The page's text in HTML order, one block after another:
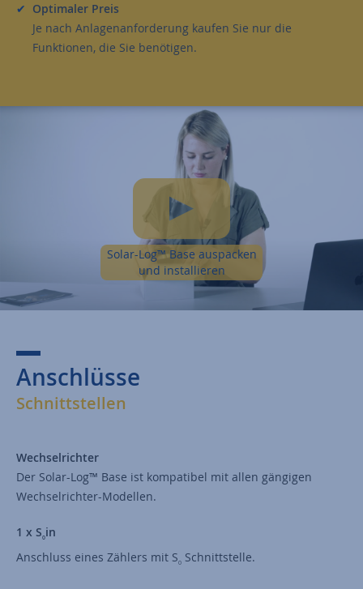
Optimaler Preis
Je nach Anlagenanforderung kaufen Sie nur die
Funktionen, die Sie benötigen.
Solar-Log™ Base auspacken
und installieren
Anschlüsse
Schnittstellen
Wechselrichter
Der Solar-Log™ Base ist kompatibel mit allen gängigen
Wechselrichter-Modellen.
1 x S0in
Anschluss eines Zählers mit S0 Schnittstelle.